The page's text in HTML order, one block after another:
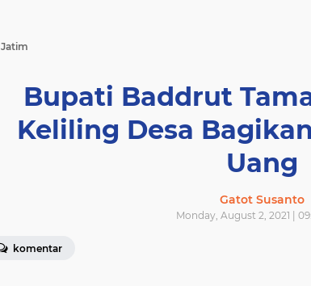
Jatim
Bupati Baddrut
Keliling Desa
Uang
Gatot Susanto
Monday, August 2, 2021 |
komentar